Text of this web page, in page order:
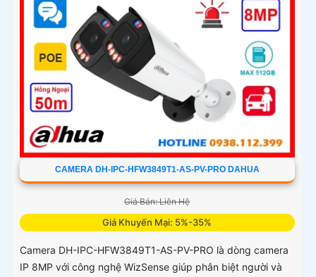
CAMERA DH-IPC-HFW3849T1-AS-PV-PRO DAHUA
Giá Bán: Liên Hệ
Giá Khuyến Mại: 5%-35%
Camera DH-IPC-HFW3849T1-AS-PV-PRO là dòng camera
IP 8MP với công nghệ WizSense giúp phân biệt người và